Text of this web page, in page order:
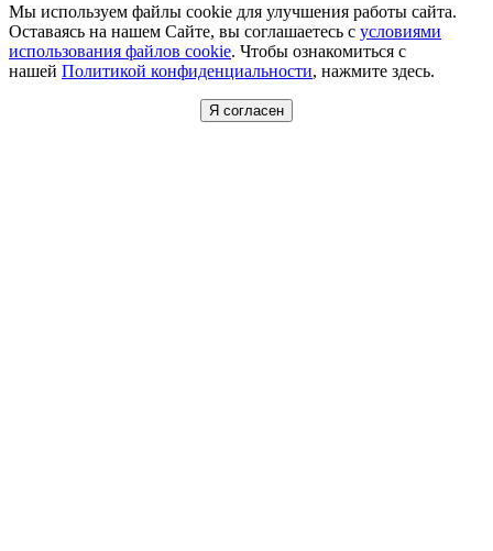
Мы используем файлы cookie для улучшения работы сайта.
Оставаясь на нашем Сайте, вы соглашаетесь с условиями
использования файлов cookie. Чтобы ознакомиться с
нашей Политикой конфиденциальности, нажмите здесь.
Я согласен